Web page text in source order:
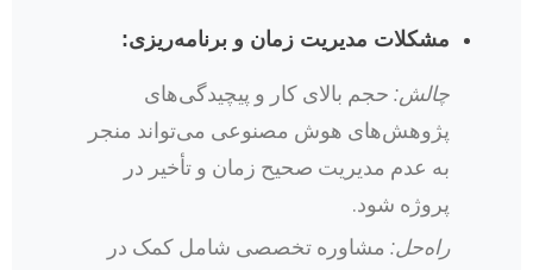
مشکلات مدیریت زمان و برنامه‌ریزی:
چالش: حجم بالای کار و پیچیدگی‌های
پژوهش‌های هوش مصنوعی می‌تواند منجر
به عدم مدیریت صحیح زمان و تأخیر در
پروژه شود.
راه‌حل: مشاوره تخصصی شامل کمک در